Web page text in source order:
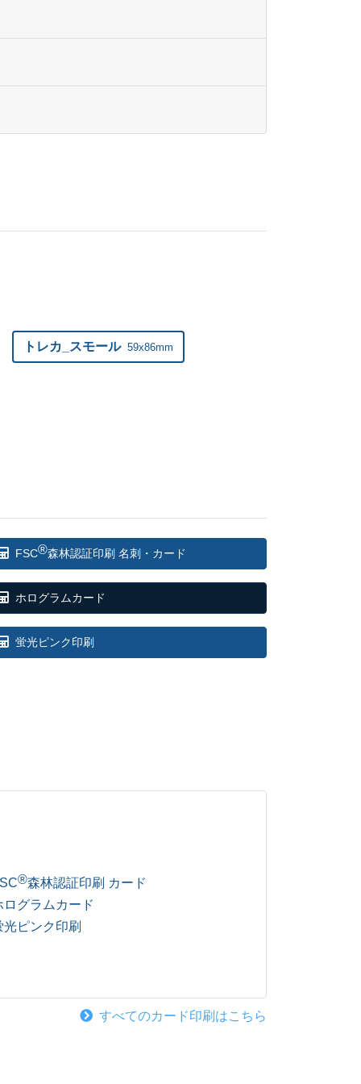
トレカ_スモール 59x86mm
FSC®森林認証印刷 名刺・カード
ホログラムカード
蛍光ピンク印刷
®森林認証印刷 カード
ログラムカード
光ピンク印刷
すべてのカード印刷はこちら